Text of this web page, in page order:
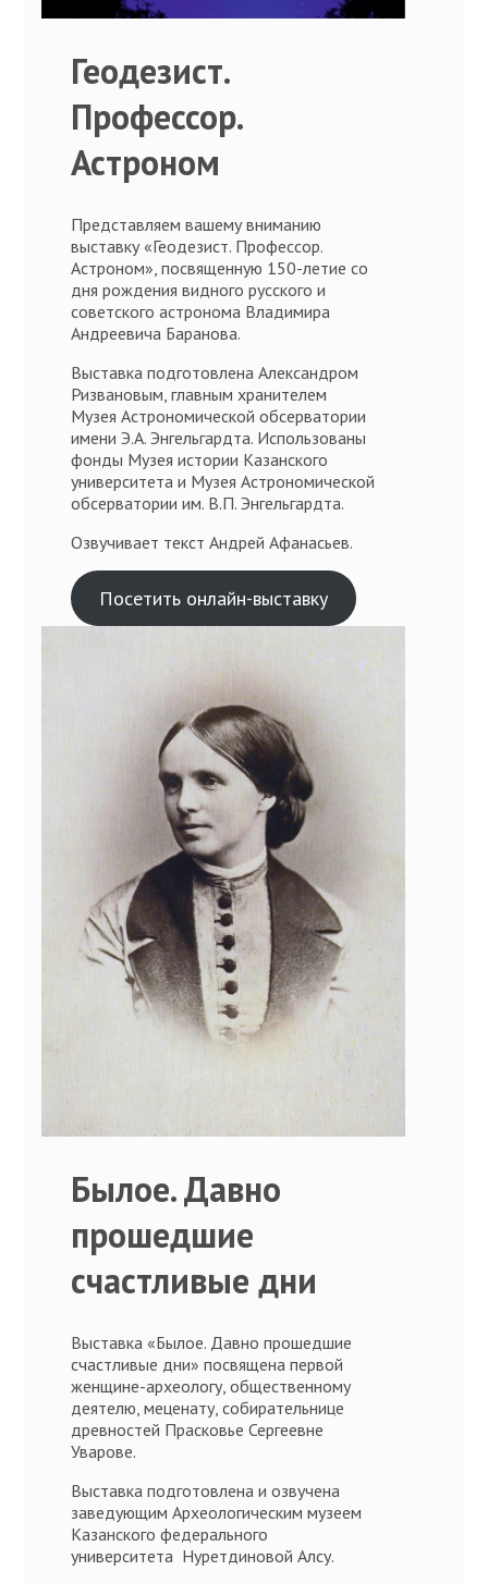
Геодезист.
Профессор.
Астроном
Представляем вашему вниманию
выставку «Геодезист. Профессор.
Астроном», посвященную 150-летие со
дня рождения видного русского и
советского астронома Владимира
Андреевича Баранова.
Выставка подготовлена Александром
Ризвановым, главным хранителем
Музея Астрономической обсерватории
имени Э.А. Энгельгардта. Использованы
фонды Музея истории Казанского
университета и Музея Астрономической
обсерватории им. В.П. Энгельгардта.
Озвучивает текст Андрей Афанасьев.
Посетить онлайн-выставку
Былое. Давно
прошедшие
счастливые дни
Выставка «Былое. Давно прошедшие
счастливые дни» посвящена первой
женщине-археологу, общественному
деятелю, меценату, собирательнице
древностей Прасковье Сергеевне
Уварове.
Выставка подготовлена и озвучена
заведующим Археологическим музеем
Казанского федерального
университета Нуретдиновой Алсу.